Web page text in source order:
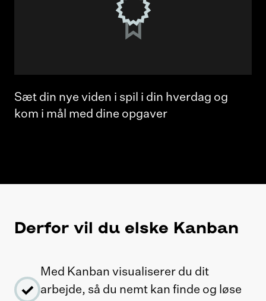
Sæt din nye viden i spil i din hverdag og
kom i mål med dine opgaver
Derfor vil du elske Kanban
Med Kanban visualiserer du dit
arbejde, så du nemt kan finde og løse